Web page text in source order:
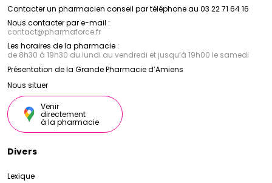
Contacter un pharmacien conseil par téléphone au 03 22 71 64 16
Nous contacter par e-mail :
contact@pharmaforce.fr
Les horaires de la pharmacie :
de 8h30 à 19h30 du lundi au vendredi et jusqu’à 19h00 le samedi
Présentation de la Grande Pharmacie d’Amiens
Nous situer
Venir
directement
à la pharmacie
Divers
Lexique